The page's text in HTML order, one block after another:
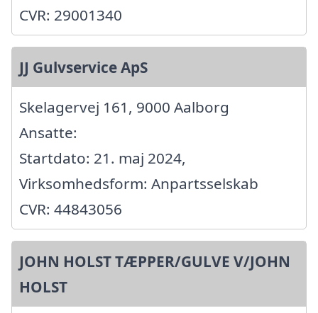
CVR: 29001340
JJ Gulvservice ApS
Skelagervej 161, 9000 Aalborg
Ansatte:
Startdato: 21. maj 2024,
Virksomhedsform: Anpartsselskab
CVR: 44843056
JOHN HOLST TÆPPER/GULVE V/JOHN
HOLST